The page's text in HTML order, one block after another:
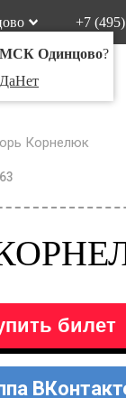
МСК Одинцово?
ДаНет
+7
Корнелюк
билет